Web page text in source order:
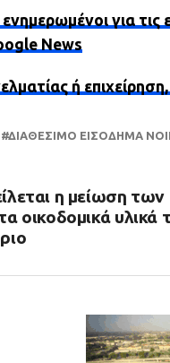
για
News
ή
ΔΙΑΘΕΣΙΜΟ ΕΙΣΟΔΗΜΑ
η μείωση των
οικοδομικά υλικά